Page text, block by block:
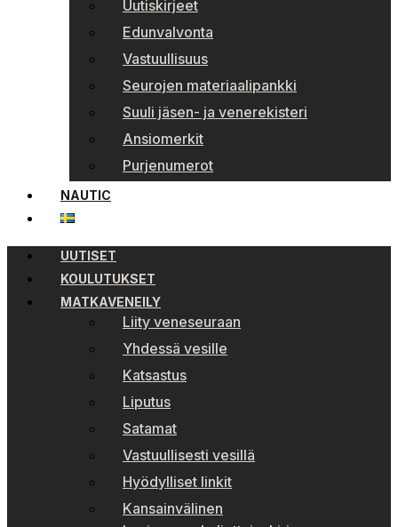
Uutiskirjeet
Edunvalvonta
Vastuullisuus
Seurojen materiaalipankki
Suuli jäsen- ja venerekisteri
Ansiomerkit
Purjenumerot
NAUTIC
UUTISET
KOULUTUKSET
MATKAVENEILY
Liity veneseuraan
Yhdessä vesille
Katsastus
Liputus
Satamat
Vastuullisesti vesillä
Hyödylliset linkit
Kansainvälinen